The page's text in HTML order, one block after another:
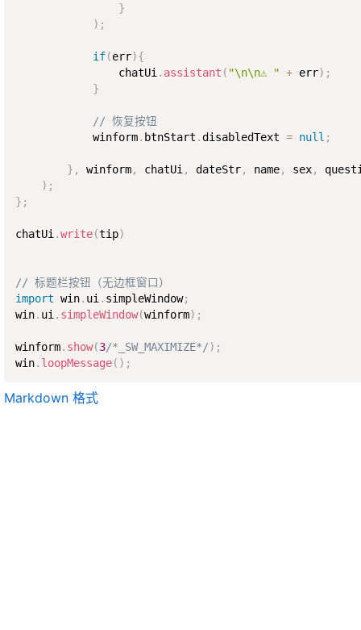
}
) ;
if(err){
                chatUi
. assistant ( "\n\n⚠️ " + err) ;
}
// 恢复按钮
            winform
. btnStart .disabledText = null ;
} , winform, chatUi , dateStr, name, sex,
) ;
} ;
chatUi .write(tip)
// 标题栏按钮（无边框窗口）
import win. ui . simpleWindow;
win. ui . simpleWindow(winform) ;
winform. show(3/*_SW_MAXIMIZE*/) ;
win. loopMessage( ) ;
Markdown 格式